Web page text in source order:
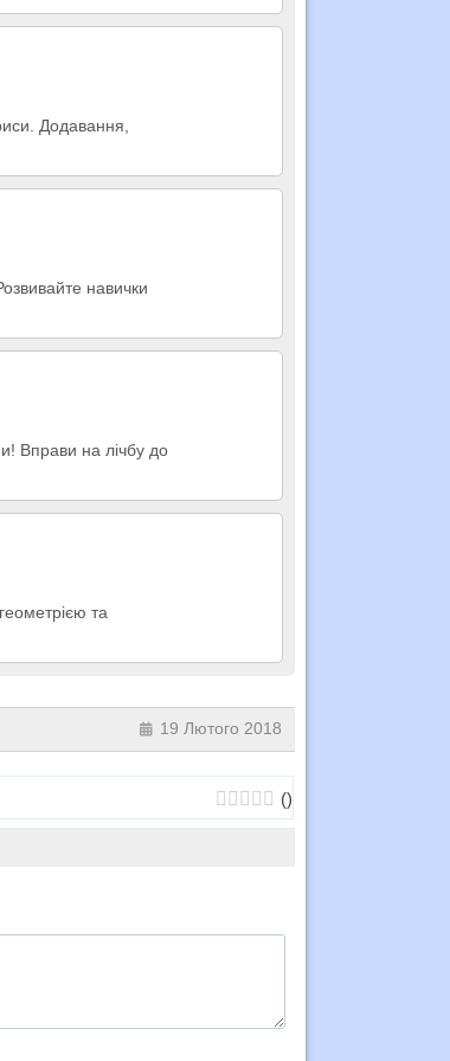
Додавання,
навички
Вправи на лічбу до
та
19 Лютого 2018
()